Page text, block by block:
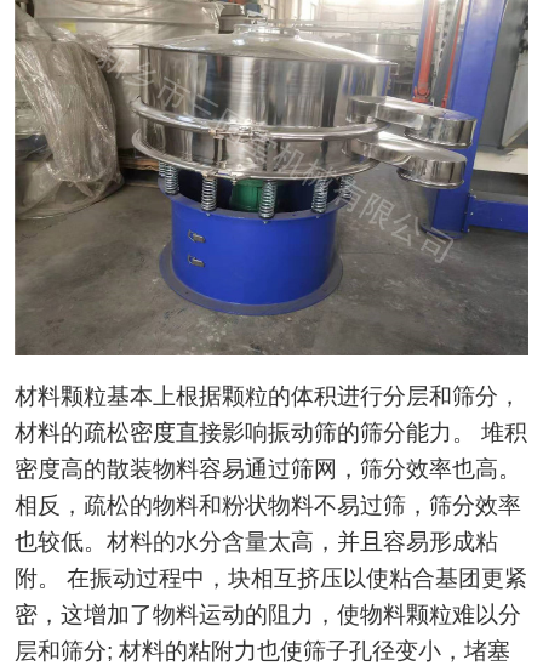
材料颗粒基本上根据颗粒的体积进行分层和筛分，
材料的疏松密度直接影响振动筛的筛分能力。 堆积
密度高的散装物料容易通过筛网，筛分效率也高。
相反，疏松的物料和粉状物料不易过筛，筛分效率
也较低。材料的水分含量太高，并且容易形成粘
附。 在振动过程中，块相互挤压以使粘合基团更紧
密，这增加了物料运动的阻力，使物料颗粒难以分
层和筛分; 材料的粘附力也使筛子孔径变小，堵塞